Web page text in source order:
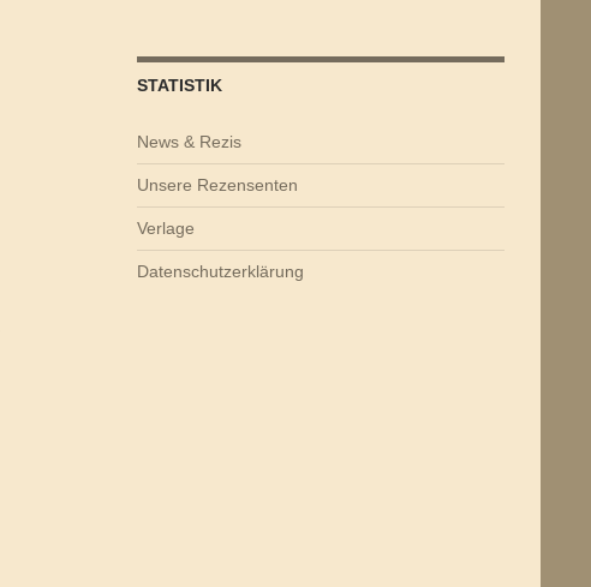
STATISTIK
News & Rezis
Unsere Rezensenten
Verlage
Datenschutzerklärung